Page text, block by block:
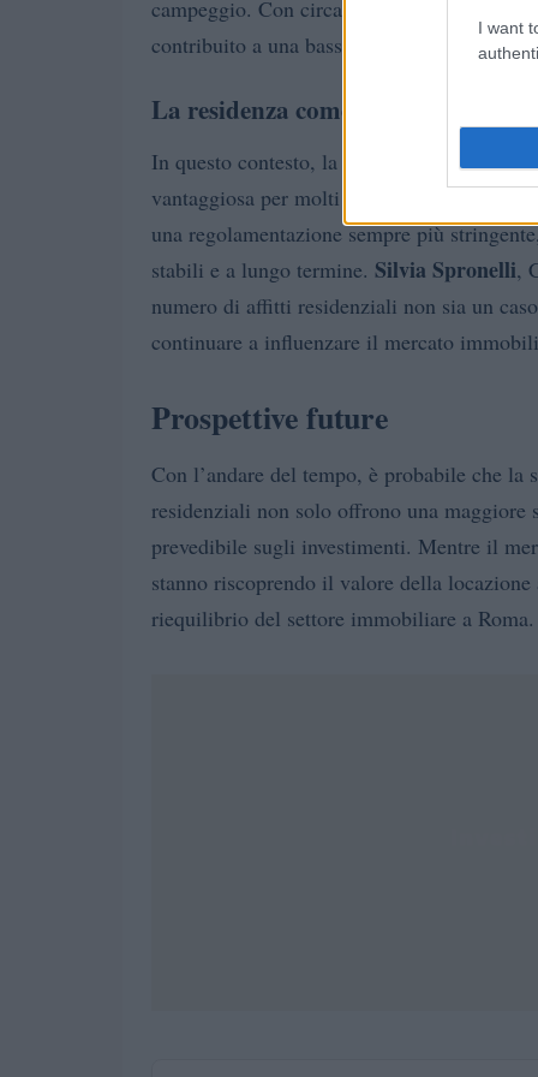
I want
campeggio. Con circa
contribuito a una bassa occupazione e a
La residenza come investimento
In questo contesto, la locazione
vantaggiosa per molti proprietari. Le
una regolamentazione sempre più
stabili e a lungo termine. Silvia Spronelli,
numero di affitti residenziali non sia un
continuare a influenzare il mercato
Prospettive future
Con l’andare del tempo, è probabile che
residenziali non solo offrono una maggiore
prevedibile sugli investimenti. Mentre il
stanno riscoprendo il valore della
riequilibrio del settore immobiliare a Roma.